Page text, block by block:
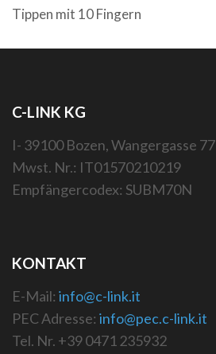
Tippen mit 10 Fingern
C-LINK KG
I- 39100 Bozen, Wangergasse 77
Mwst. Nr.: IT01570210219
Empfängercodex: SUBM70N
KONTAKT
E-Mail: info@c-link.it
PEC Adresse: info@pec.c-link.it
Tel. Nr. +39 0471 235932